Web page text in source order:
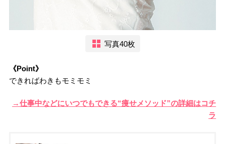
写真40枚
《Point》
できればわきもモミモミ
→仕事中などにいつでもできる“痩せメソッド”の詳細はコチ
ラ